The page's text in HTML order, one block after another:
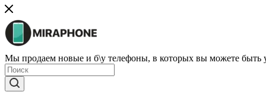
Мы продаем новые и б\у телефоны, в которых вы можете быть